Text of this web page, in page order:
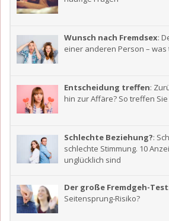
Wunsch nach Fremdsex:
einer anderen Person – was
Entscheidung treffen:
hin zur Affäre? So treffen
Schlechte Beziehung?:
schlechte Stimmung. 10
unglücklich sind
Der große Fremdgeh-Test
Seitensprung-Risiko?